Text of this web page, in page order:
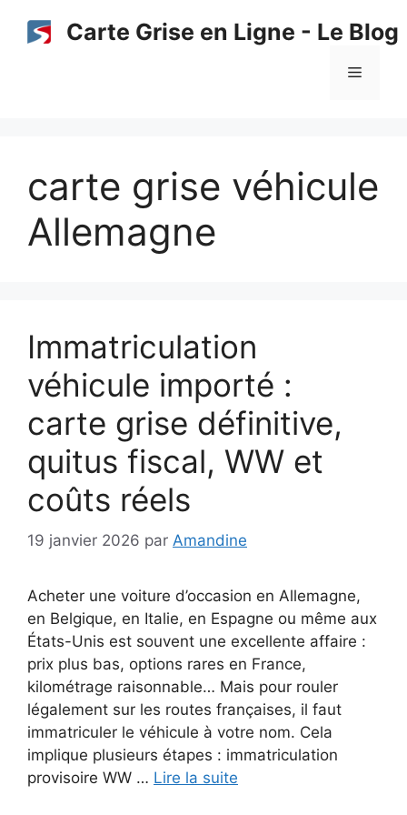
Carte Grise en Ligne - Le Blog
Menu
carte grise véhicule
Allemagne
Immatriculation
véhicule importé :
carte grise définitive,
quitus fiscal, WW et
coûts réels
19 janvier 2026 par Amandine
Acheter une voiture d’occasion en Allemagne,
en Belgique, en Italie, en Espagne ou même aux
États-Unis est souvent une excellente affaire :
prix plus bas, options rares en France,
kilométrage raisonnable… Mais pour rouler
légalement sur les routes françaises, il faut
immatriculer le véhicule à votre nom. Cela
implique plusieurs étapes : immatriculation
provisoire WW … Lire la suite